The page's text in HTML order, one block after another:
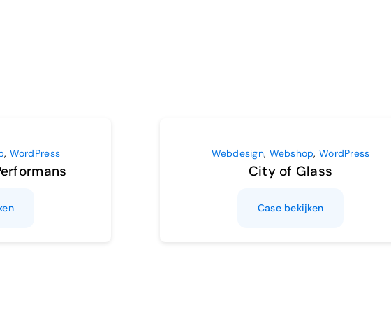
, WordPress Webdesign, Webshop, WordPress
City of Glass
Case bekijken